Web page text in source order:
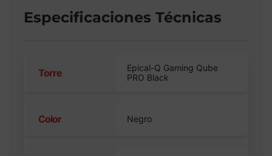
Especificaciones Técnicas
Torre
Epical-Q Gaming Qube
PRO Black
Color Negro